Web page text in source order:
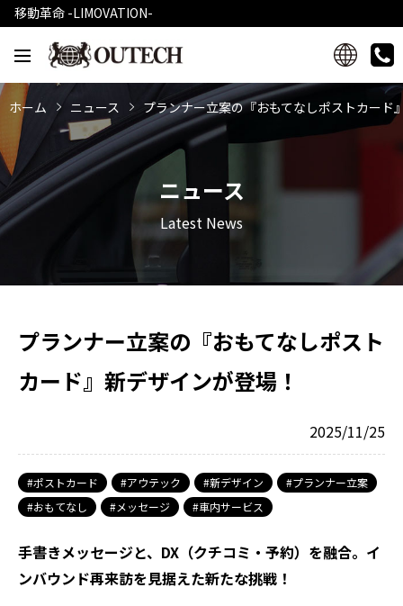
移動革命 -LIMOVATION-
ホーム ニュース プランナー立案の『おもてなしポストカード
ニュース
Latest News
プランナー立案の『おもてなしポスト
カード』新デザインが登場！
2025/11/25
ポストカード アウテック 新デザイン
プランナー立案
おもてなし
メッセージ 車内サービス
手書きメッセージと、DX（クチコミ・予約）を融合。イ
ンバウンド再来訪を見据えた新たな挑戦！